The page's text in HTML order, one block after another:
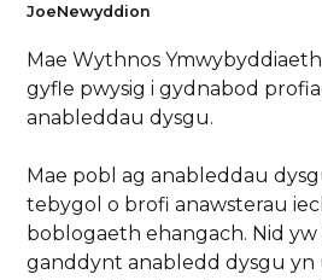
JoeNewyddion
Mae Wythnos
gyfle pwysig i gydnabod
anableddau dysgu.
Mae pobl ag anableddau
tebygol o brofi anawsterau
boblogaeth ehangach. Nid
ganddynt anabledd dysgu yn